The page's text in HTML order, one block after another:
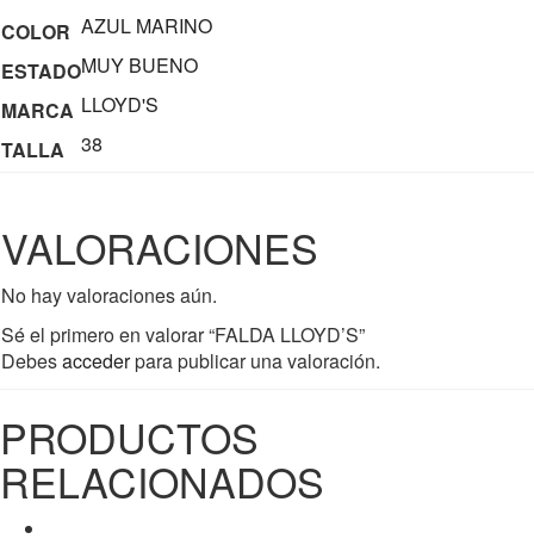
COLOR AZUL MARINO
ESTADOMUY BUENO
MARCA LLOYD'S
TALLA
38
VALORACIONES
No hay valoraciones aún.
Sé el primero en valorar “FALDA LLOYD’S”
Debesaccederpara publicar una valoración.
PRODUCTOS
RELACIONADOS